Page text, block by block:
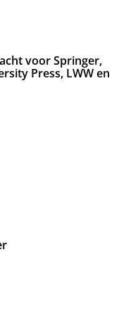
voor Springer,
Press, LWW en